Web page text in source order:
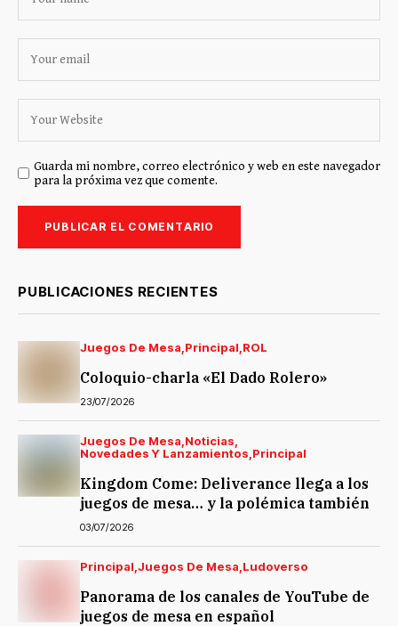
Guarda mi nombre, correo electrónico y web en este navegador
para la próxima vez que comente.
PUBLICACIONES RECIENTES
Juegos De Mesa Principal ROL
Coloquio-charla «El Dado Rolero»
23/07/2026
Juegos De Mesa Noticias
Novedades Y Lanzamientos Principal
Kingdom Come: Deliverance llega a los
juegos de mesa… y la polémica también
03/07/2026
Principal Juegos De Mesa Ludoverso
Panorama de los canales de YouTube de
juegos de mesa en español